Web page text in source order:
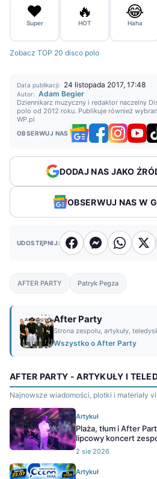
❤️
Super
🔥
HOT
😂
Haha
Zobacz TOP 20 disco polo
Data publikacji: 24 listopada 2017, 17:48
Autor: Adam Begier
Dziennikarz muzyczny i redaktor naczelny
polo od 2012 roku. Publikuje również
WP.pl
OBSERWUJ NAS
DODAJ NAS JAKO
OBSERWUJ NAS W
UDOSTĘPNIJ:
AFTER PARTY Patryk Pegza
After Party
Strona zespołu, artykuły,
Wszystko o After Party
AFTER PARTY - ARTYKUŁY I
Najnowsze wiadomości, plotki i materiały
Artykuł
Plaża, tłum i After
lipcowy koncert
2 sie 2026
Artykuł